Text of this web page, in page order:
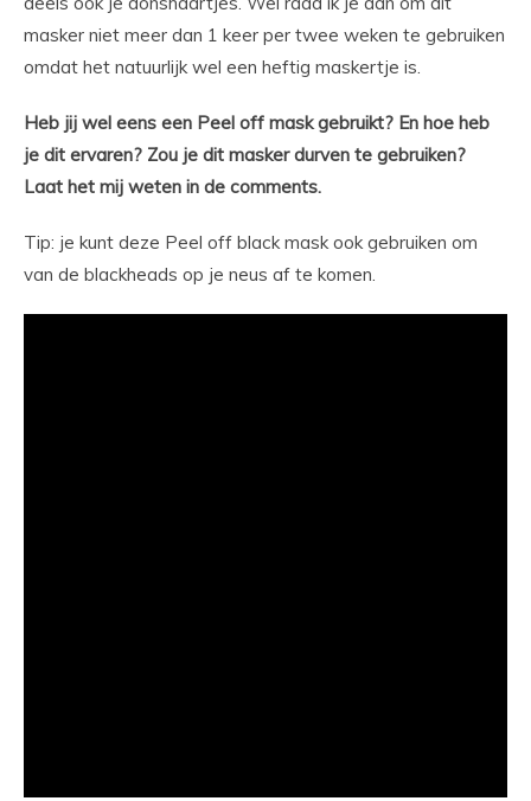
masker niet meer dan 1 keer per twee weken te gebruiken
omdat het natuurlijk wel een heftig maskertje is.
Heb jij wel eens een Peel off mask gebruikt? En hoe heb
je dit ervaren? Zou je dit masker durven te gebruiken?
Laat het mij weten in de comments.
Tip: je kunt deze Peel off black mask ook gebruiken om
van de blackheads op je neus af te komen.